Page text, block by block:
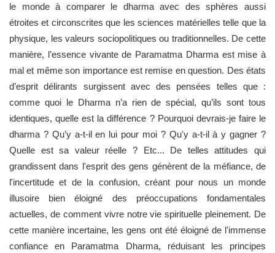
le monde à comparer le dharma avec des sphères aussi
étroites et circonscrites que les sciences matérielles telle que la
physique, les valeurs sociopolitiques ou traditionnelles. De cette
manière, l’essence vivante de Paramatma Dharma est mise à
mal et même son importance est remise en question. Des états
d’esprit délirants surgissent avec des pensées telles que :
comme quoi le Dharma n’a rien de spécial, qu’ils sont tous
identiques, quelle est la différence ? Pourquoi devrais-je faire le
dharma ? Qu’y a-t-il en lui pour moi ? Qu'y a-t-il à y gagner ?
Quelle est sa valeur réelle ? Etc... De telles attitudes qui
grandissent dans l'esprit des gens génèrent de la méfiance, de
l'incertitude et de la confusion, créant pour nous un monde
illusoire bien éloigné des préoccupations fondamentales
actuelles, de comment vivre notre vie spirituelle pleinement. De
cette manière incertaine, les gens ont été éloigné de l'immense
confiance en Paramatma Dharma, réduisant les principes